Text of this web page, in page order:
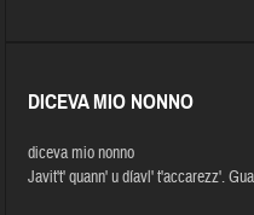
DICEVA MIO NONNO
diceva mio nonno
Javit't' quann' u díavl' t'accarezz'.